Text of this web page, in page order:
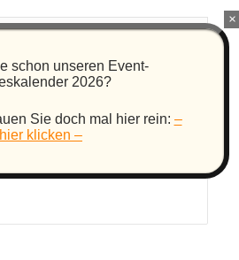
bezüglich einer
schon unseren Event-
2026?
Sie doch mal hier rein: –
hier klicken –
×